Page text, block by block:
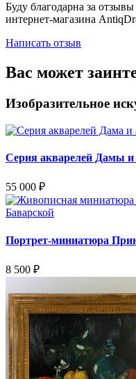
Буду благодарна за
интернет-магазина
Написать отзыв
Вас может
Изобразительное
Серия акварелей Дамы
55 000 ₽
Портрет-миниатюра
8 500 ₽